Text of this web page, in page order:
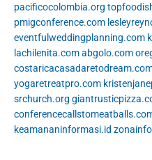
pacificocolombia.org
pmigconference.com
eventfulweddingplanning.com
lachilenita.comabgolo.com
yogaretreatpro.com
srchurch.org
keamananinformasi.id